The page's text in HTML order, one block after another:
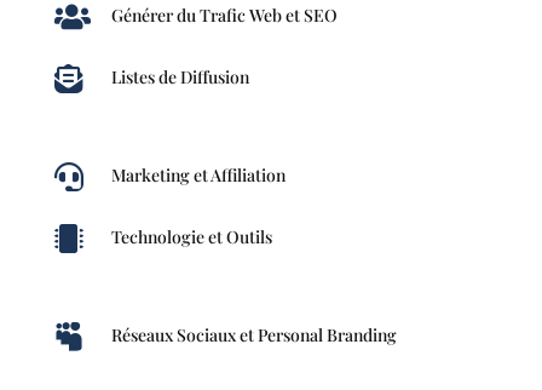
 Générer du Trafic Web et SEO
 Listes de Diffusion
 Marketing et Affiliation
 Technologie et Outils
 Réseaux Sociaux et Personal Branding